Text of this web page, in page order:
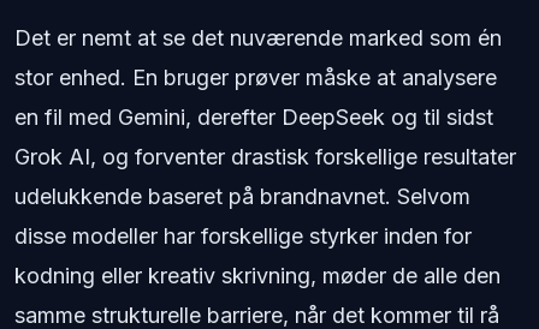
Det er nemt at se det nuværende marked som én
stor enhed. En bruger prøver måske at analysere
en fil med Gemini, derefter DeepSeek og til sidst
Grok AI, og forventer drastisk forskellige resultater
udelukkende baseret på brandnavnet. Selvom
disse modeller har forskellige styrker inden for
kodning eller kreativ skrivning, møder de alle den
samme strukturelle barriere, når det kommer til rå